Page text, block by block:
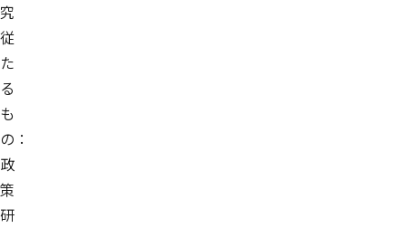
究
従
た
る
も
の：
政
策
研